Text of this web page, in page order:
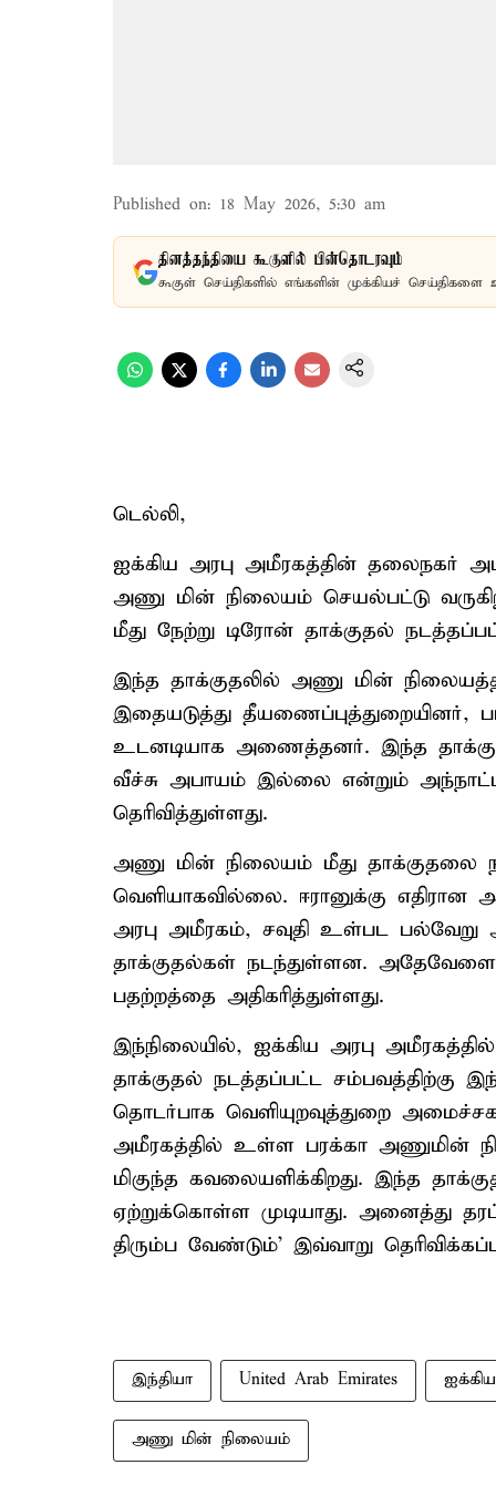
Published on: 18 May 2026, 5:30 am
தினத்தந்தியை கூகுளில் பின்தொடரவும்
கூகுள் செய்திகளில் எங்களின் முக்கியச் செய்திகளை
டெல்லி,
ஐக்கிய அரபு அமீரகத்தின் தலைநகர்
அணு மின் நிலையம் செயல்பட்டு
மீது நேற்று டிரோன் தாக்குதல்
இந்த தாக்குதலில் அணு மின்
இதையடுத்து தீயணைப்புத்துறையினர்,
உடனடியாக அணைத்தனர். இந்த
வீச்சு அபாயம் இல்லை என்றும்
தெரிவித்துள்ளது.
அணு மின் நிலையம் மீது தாக்குதலை
வெளியாகவில்லை. ஈரானுக்கு
அரபு அமீரகம், சவுதி உள்பட பல்வேறு
தாக்குதல்கள் நடந்துள்ளன.
பதற்றத்தை அதிகரித்துள்ளது.
இந்நிலையில், ஐக்கிய அரபு
தாக்குதல் நடத்தப்பட்ட சம்பவத்திற்கு
தொடர்பாக வெளியுறவுத்துறை
அமீரகத்தில் உள்ள பரக்கா அணுமின்
மிகுந்த கவலையளிக்கிறது. இந்த
ஏற்றுக்கொள்ள முடியாது. அனைத்து
திரும்ப வேண்டும்’ இவ்வாறு
இந்தியா United Arab Emirates
அணு மின் நிலையம்